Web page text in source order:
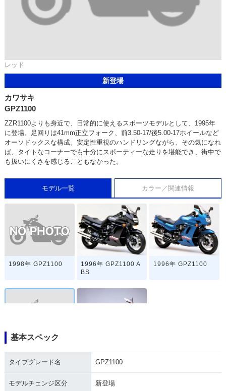
レッド
新登場
カワサキ
GPZ1100
ZZR1100よりも身近で、日常的に使えるスポーツモデルとして、1995年
に登場。足回りは41mm正立フォーク、前3.50-17/後5.00-17ホイールなど
オーソドックスな構成。安定性重視のハンドリングながら、その気になれ
ば、タイトなコーナーでも十分にスポーティーな走りを堪能でき、街中で
も扱いにくさを感じることもなかった。
モデル一覧 カラー／関連情報
1998年 GPZ1100
1996年 GPZ1100 A
BS
1996年 GPZ1100
基本スペック
タイプグレード名 GPZ1100
モデルチェンジ区分 新登場